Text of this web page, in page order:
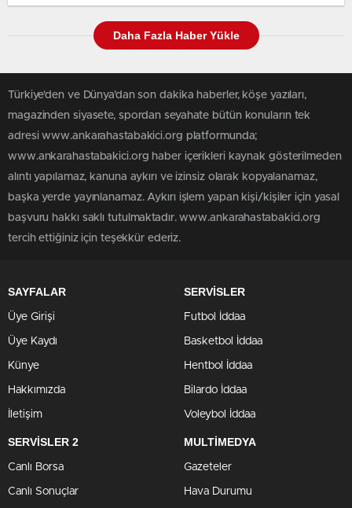
Daha Fazla Haber Yükle
Türkiye'den ve Dünya’dan son dakika haberler, köşe yazıları,
magazinden siyasete, spordan seyahate bütün konuların tek
adresi www.ankarahastabakici.org platformunda;
www.ankarahastabakici.org haber içerikleri kaynak gösterilmeden
alıntı yapılamaz, kanuna aykırı ve izinsiz olarak kopyalanamaz,
başka yerde yayınlanamaz. Aykırı işlem yapan kişi/kişiler için yasal
başvuru hakkı saklı tutulmaktadır. www.ankarahastabakici.org
tercih ettiğiniz için teşekkür ederiz.
SAYFALAR
Üye Girişi
Üye Kaydı
Künye
Hakkımızda
İletişim
SERVİSLER
Futbol İddaa
Basketbol İddaa
Hentbol İddaa
Bilardo İddaa
Voleybol İddaa
SERVİSLER 2
Canlı Borsa
Canlı Sonuçlar
MULTİMEDYA
Gazeteler
Hava Durumu